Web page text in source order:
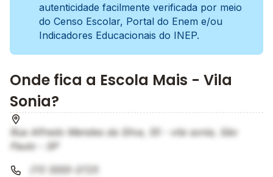
autenticidade facilmente verificada por meio
do Censo Escolar, Portal do Enem e/ou
Indicadores Educacionais do INEP.
Onde fica a Escola Mais - Vila
Sonia?
Rua Alfredo Mendes da Silva, 55 - vila sonia, São
Paulo - SP
(11) 5555-3725